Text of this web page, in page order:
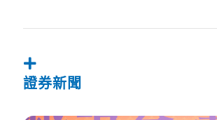
證券新聞